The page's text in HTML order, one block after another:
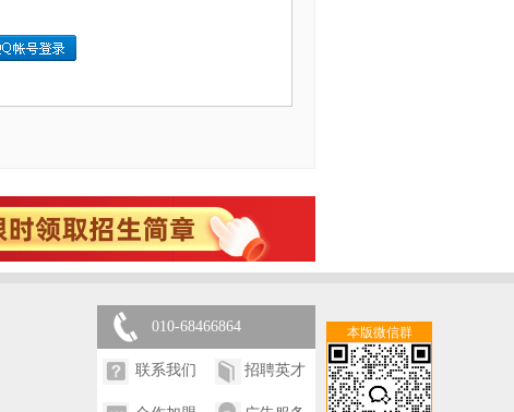
本版微信群
010-68466864
联系我们 招聘英才